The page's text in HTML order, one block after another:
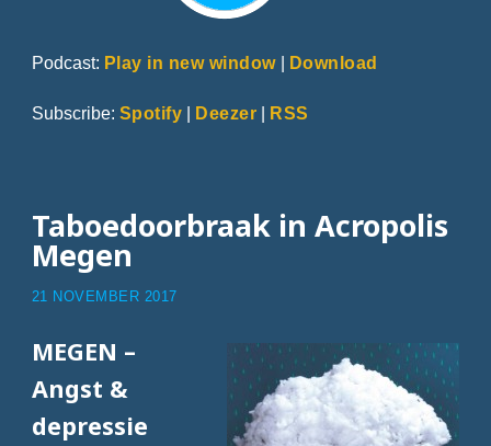
Podcast: Play in new window| Download
Subscribe: Spotify Deezer RSS
Taboedoorbraak in Acropolis
Megen
21 NOVEMBER 2017
MEGEN –
Angst &
depressie